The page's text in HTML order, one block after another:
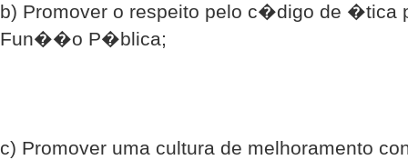
b) Promover o respeito pelo c�digo de �tica
Fun��o P�blica;
c) Promover uma cultura de melhoramento